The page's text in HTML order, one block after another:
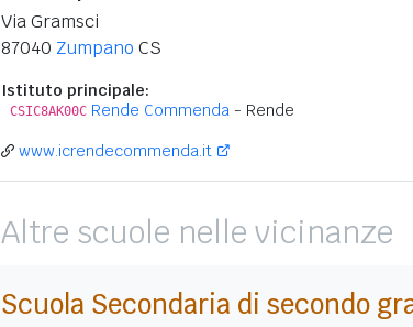
Via Gramsci
87040 Zumpano CS
Istituto principale:
CSIC8AK00C Rende Commenda - Rende
www.icrendecommenda.it
Altre scuole nelle vicinanze
Scuola Secondaria di secondo